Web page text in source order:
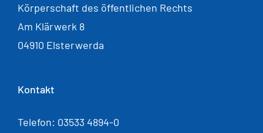
Körperschaft des öffentlichen Rechts
Am Klärwerk 8
04910 Elsterwerda
Kontakt
Telefon: 03533 4894-0